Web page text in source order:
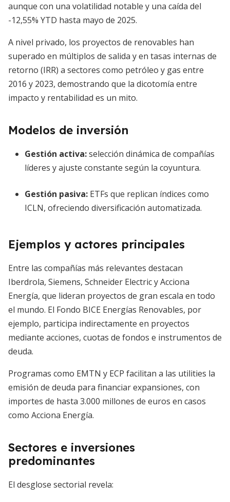
aunque con una volatilidad notable y una caída del
-12,55% YTD hasta mayo de 2025.
A nivel privado, los proyectos de renovables han
superado en múltiplos de salida y en tasas internas de
retorno (IRR) a sectores como petróleo y gas entre
2016 y 2023, demostrando que la dicotomía entre
impacto y rentabilidad es un mito.
Modelos de inversión
Gestión activa:selección dinámica de compañías
líderes y ajuste constante según la coyuntura.
Gestión pasiva: ETFs que replican índices como
ICLN, ofreciendo diversificación automatizada.
Ejemplos y actores principales
Entre las compañías más relevantes destacan
Iberdrola, Siemens, Schneider Electric y Acciona
Energía, que lideran proyectos de gran escala en todo
el mundo. El Fondo BICE Energías Renovables, por
ejemplo, participa indirectamente en proyectos
mediante acciones, cuotas de fondos e instrumentos de
deuda.
Programas como EMTN y ECP facilitan a las utilities la
emisión de deuda para financiar expansiones, con
importes de hasta 3.000 millones de euros en casos
como Acciona Energía.
Sectores e inversiones
predominantes
El desglose sectorial revela: